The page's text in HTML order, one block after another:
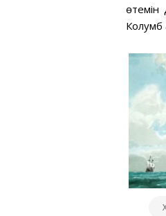
өтемін
Колумб